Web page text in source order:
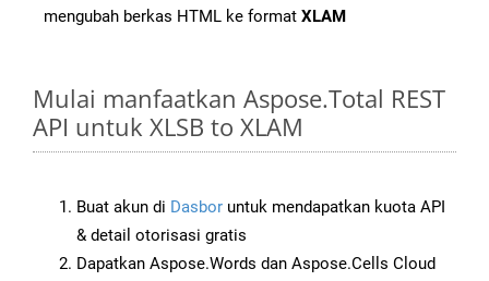
mengubah berkas HTML ke format XLAM
Mulai manfaatkan Aspose.Total REST
API untuk XLSB to XLAM
Buat akun di Dasbor untuk mendapatkan kuota API
& detail otorisasi gratis
Dapatkan Aspose.Words dan Aspose.Cells Cloud